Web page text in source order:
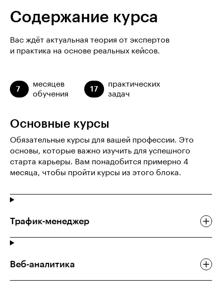
Содержание курса
Вас ждёт актуальная теория от экспертов
и практика на основе реальных кейсов.
7
месяцев
обучения
17
практических
задач
Основные курсы
Обязательные курсы для вашей профессии. Это
основы, которые важно изучить для успешного
старта карьеры. Вам понадобится примерно 4
месяца, чтобы пройти курсы из этого блока.
Трафик-менеджер
Веб-аналитика